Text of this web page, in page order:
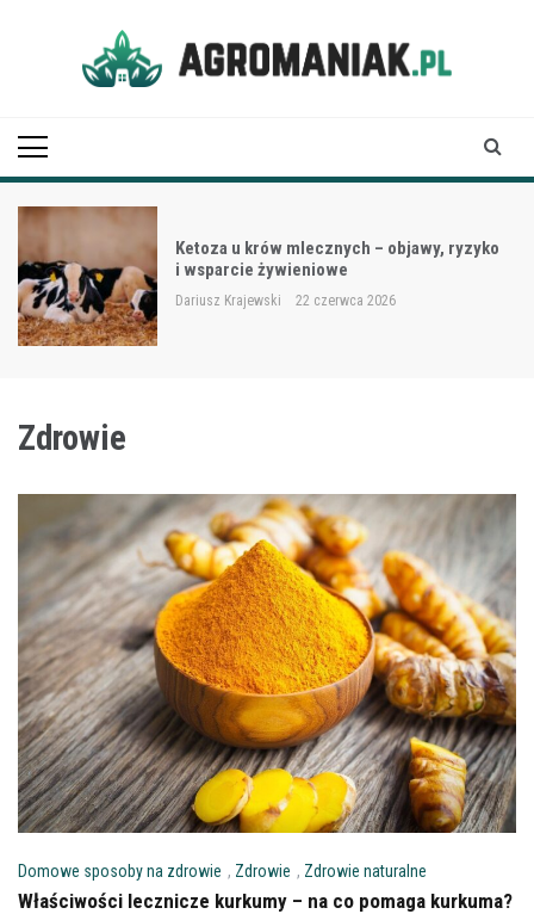
Ketoza u krów mlecznych – objawy, ryzyko
i wsparcie żywieniowe
Dariusz Krajewski 22 czerwca 2026
Zdrowie
Domowe sposoby na zdrowie , Zdrowie , Zdrowie naturalne
Właściwości lecznicze kurkumy – na co pomaga kurkuma?